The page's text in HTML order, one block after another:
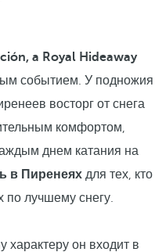
a Royal Hideaway
событием. У подножия
восторг от снега
комфортом,
днем катания на
в Пиренеях для тех, кто
по лучшему снегу.
характеру он входит в